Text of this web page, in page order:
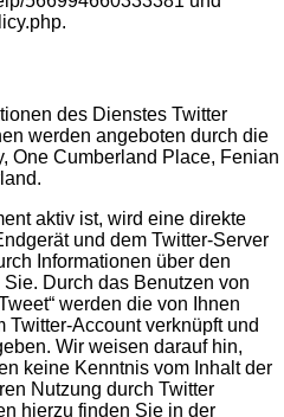
.
des Dienstes Twitter
werden angeboten durch die
One Cumberland Place, Fenian
aktiv ist, wird eine direkte
und dem Twitter-Server
Informationen über den
Durch das Benutzen von
werden die von Ihnen
Twitter-Account verknüpft und
Wir weisen darauf hin,
keine Kenntnis vom Inhalt der
Nutzung durch Twitter
hierzu finden Sie in der